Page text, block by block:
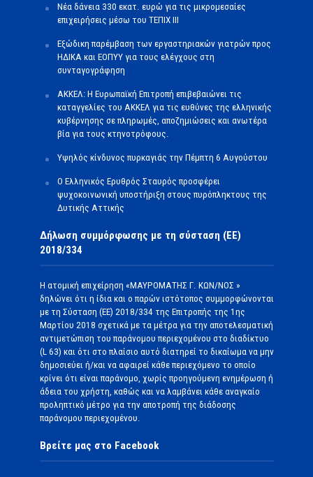
Νέα δάνεια 330 εκατ. ευρώ για τις μικρομεσαίες
επιχειρήσεις μέσω του ΤΕΠΙΧ ΙΙΙ
Εξώδικη παρέμβαση των εργαστηριακών γιατρών προς
ΗΔΙΚΑ και ΕΟΠΥΥ για τους ελέγχους στη
συνταγογράφηση
ΑΚΚΕΛ: Η Ευρωπαϊκή Επιτροπή επιβεβαιώνει τις
καταγγελίες του ΑΚΚΕΛ για τις ευθύνες της ελληνικής
κυβέρνησης σε πληρωμές, αποζημιώσεις και ανωτέρα
βία για τους κτηνοτρόφους.
Υψηλός κίνδυνος πυρκαγιάς την Πέμπτη 6 Αυγούστου
Ο Ελληνικός Ερυθρός Σταυρός προσφέρει
ψυχοκοινωνική υποστήριξη στους πυρόπληκτους της
Δυτικής Αττικής
Δήλωση συμμόρφωσης με τη σύσταση (ΕΕ)
2018/334
Η ατομική επιχείρηση «ΜΑΥΡΟΜΑΤΗΣ Γ. ΚΩΝ/ΝΟΣ »
δηλώνει ότι η ίδια και ο παρών ιστότοπος συμμορφώνονται
με τη Σύσταση (ΕΕ) 2018/334 της Επιτροπής της 1ης
Μαρτίου 2018 σχετικά με τα μέτρα για την αποτελεσματική
αντιμετώπιση του παράνομου περιεχομένου στο διαδίκτυο
(L 63) και ότι στο πλαίσιο αυτό διατηρεί το δικαίωμα να μην
δημοσιεύει ή/και να αφαιρεί κάθε περιεχόμενο το οποίο
κρίνει ότι είναι παράνομο, χωρίς προηγούμενη ενημέρωση ή
άδεια του χρήστη, καθώς και να λαμβάνει κάθε αναγκαίο
προληπτικό μέτρο για την αποτροπή της διάδοσης
παράνομου περιεχομένου.
Βρείτε μας στο Facebook